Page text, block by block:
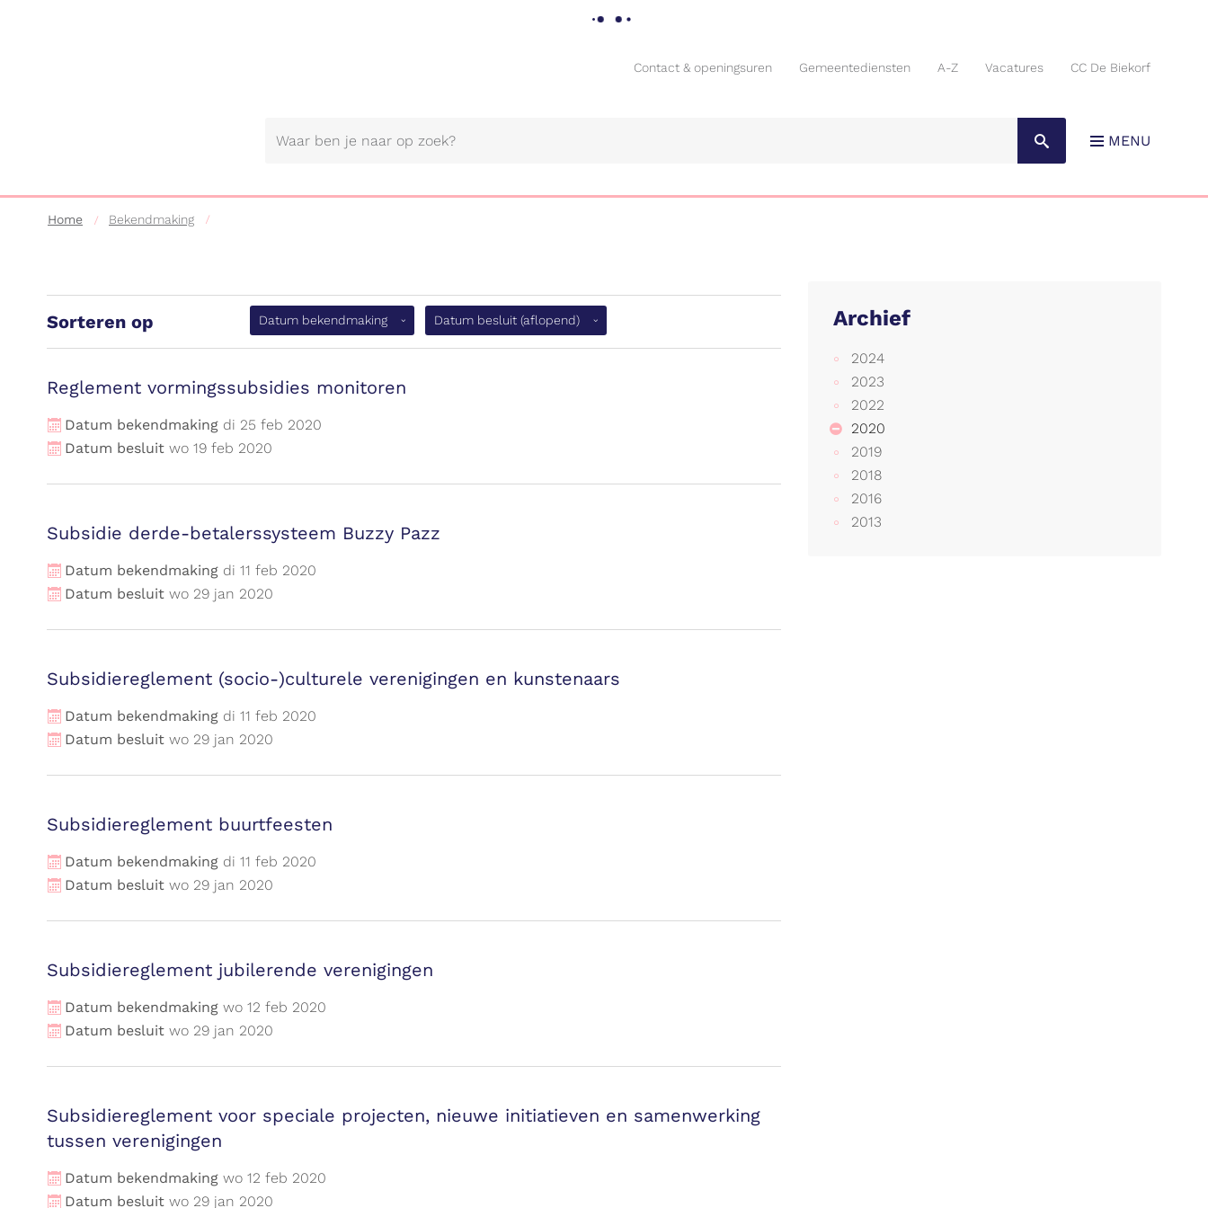
MENU
Contact & openingsuren Gemeentediensten A-Z Vacatures CC De Biekorf
Home Bekendmaking
Sorteren op Datum bekendmaking(aflopend)Datum besluit (aflopend)
Reglement vormingssubsidies monitoren
Datum bekendmaking di 25 feb 2020
Datum besluit wo 19 feb 2020
Subsidie derde-betalerssysteem Buzzy Pazz
Datum bekendmaking di 11 feb 2020
Datum besluit wo 29 jan 2020
Subsidiereglement (socio-)culturele verenigingen en kunstenaars
Datum bekendmaking di 11 feb 2020
Datum besluit wo 29 jan 2020
Subsidiereglement buurtfeesten
Datum bekendmaking di 11 feb 2020
Datum besluit wo 29 jan 2020
Subsidiereglement jubilerende verenigingen
Datum bekendmaking wo 12 feb 2020
Datum besluit wo 29 jan 2020
Subsidiereglement voor speciale projecten, nieuwe initiatieven en samenwerking
tussen verenigingen
Datum bekendmaking wo 12 feb 2020
Datum besluit wo 29 jan 2020
Archief
2024
2023
2022
2020
2019
2018
2016
2013